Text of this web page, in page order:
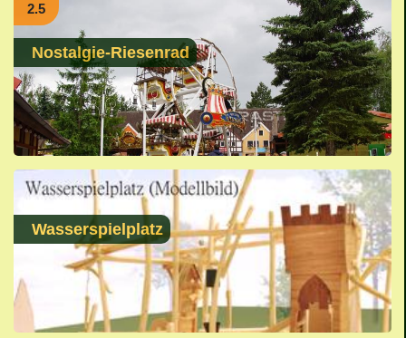
2.5
Nostalgie-Riesenrad
Wasserspielplatz